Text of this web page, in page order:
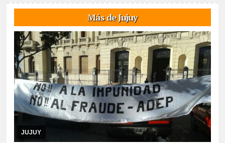
Más de Jujuy
JUJUY
06/08/2026 De cara a las elecciones nacionales de CTERA del 2
de septiembre, integrante de la lista Multicolor sostuvo que hace
días que la Junta Electoral no s ...